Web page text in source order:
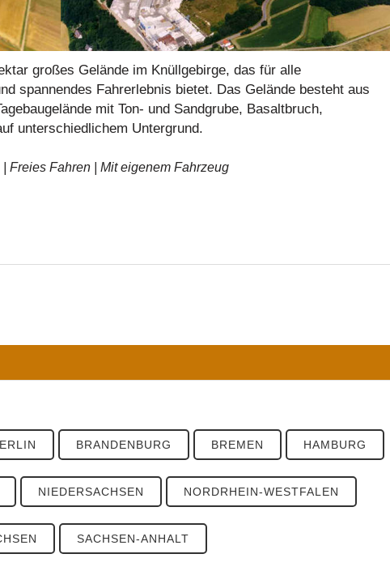
großes Gelände im Knüllgebirge, das für alle
spannendes Fahrerlebnis bietet. Das Gelände besteht aus
mit Ton- und Sandgrube, Basaltbruch,
unterschiedlichem Untergrund.
Freies Fahren | Mit eigenem Fahrzeug
BRANDENBURG BREMEN HAMBURG
NIEDERSACHSEN NORDRHEIN-WESTFALEN
SACHSEN-ANHALT